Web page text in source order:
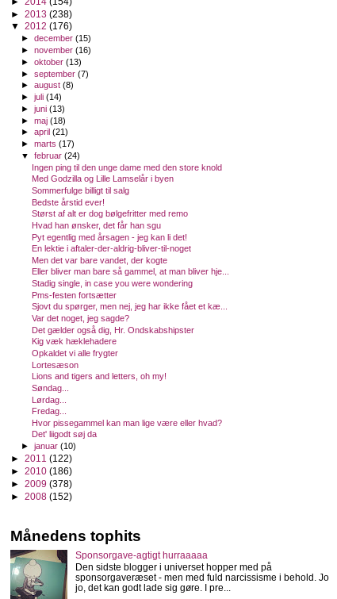
► 2013 (238)
▼ 2012 (176)
►december(15)
►november(16)
►oktober(13)
►september(7)
►august(8)
►juli(14)
►juni(13)
►maj(18)
►april(21)
►marts(17)
▼februar(24)
Ingen ping til den unge dame med den store knold
Med Godzilla og Lille Lamselår i byen
Sommerfulge billigt til salg
Bedste årstid ever!
Størst af alt er dog bølgefritter med remo
Hvad han ønsker, det får han sgu
Pyt egentlig med årsagen - jeg kan li det!
En lektie i aftaler-der-aldrig-bliver-til-noget
Men det var bare vandet, der kogte
Eller bliver man bare så gammel, at man bliver hje...
Stadig single, in case you were wondering
Pms-festen fortsætter
Sjovt du spørger, men nej, jeg har ikke fået et kæ...
Var det noget, jeg sagde?
Det gælder også dig, Hr. Ondskabshipster
Kig væk hæklehadere
Opkaldet vi alle frygter
Lortesæson
Lions and tigers and letters, oh my!
Søndag...
Lørdag...
Fredag...
Hvor pissegammel kan man lige være eller hvad?
Det' liigodt søj da
►januar(10)
► 2011 (122)
► 2010 (186)
► 2009 (378)
► 2008 (152)
Månedens tophits
Sponsorgave-agtigt hurraaaaa
Den sidste blogger i universet hopper med på
sponsorgaveræset - men med fuld narcissisme i behold. Jo
jo, det kan godt lade sig gøre. I pre...